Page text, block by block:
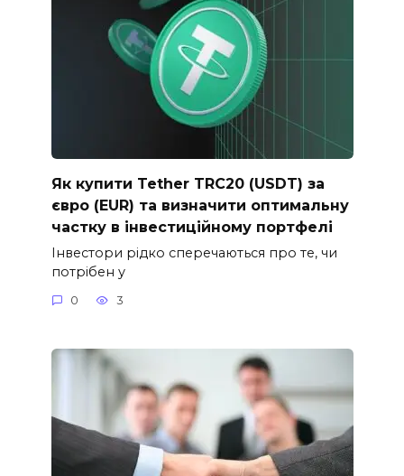
Як купити Tether TRC20 (USDT) за
євро (EUR) та визначити оптимальну
частку в інвестиційному портфелі
Інвестори рідко сперечаються про те, чи
потрібен у
0 3